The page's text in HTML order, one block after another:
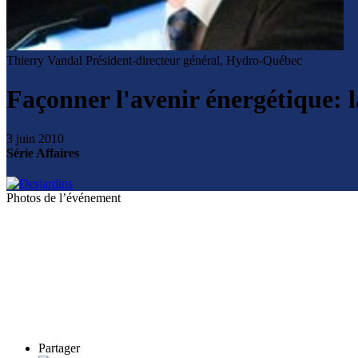
Thierry Vandal Président-directeur général, Hydro-Québec
Façonner l'avenir énergétique:
3 juin 2010
Série Affaires
Photos de l’événement
Partager